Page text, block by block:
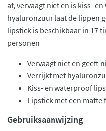
af, vervaagt niet en is kiss-
hyaluronzuur laat de lippen
lipstick is beschikbaar in 17
personen
Vervaagt niet en geeft
Verrijkt met
Kiss- en waterproof
Lipstick met een matte
Gebruiksaanwijzing